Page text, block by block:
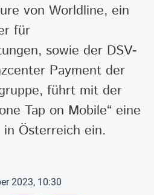
von Worldline, ein
für
sowie der DSV-
Payment der
führt mit der
Tap on Mobile“ eine
Österreich ein.
2023, 10:30